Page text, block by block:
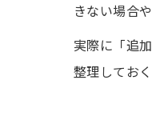
きない場合
実際に「追
整理してお